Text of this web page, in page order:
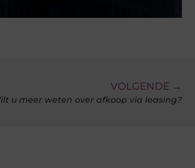
VOLGENDE →
u meer weten over afkoop via leasing?